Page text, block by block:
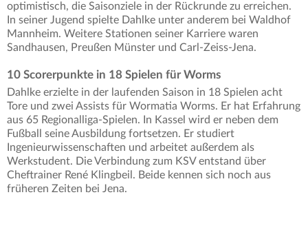
optimistisch, die Saisonziele in der Rückrunde zu erreichen.
In seiner Jugend spielte Dahlke unter anderem bei Waldhof
Mannheim. Weitere Stationen seiner Karriere waren
Sandhausen, Preußen Münster und Carl-Zeiss-Jena.
10 Scorerpunkte in 18 Spielen für Worms
Dahlke erzielte in der laufenden Saison in 18 Spielen acht
Tore und zwei Assists für Wormatia Worms. Er hat Erfahrung
aus 65 Regionalliga-Spielen. In Kassel wird er neben dem
Fußball seine Ausbildung fortsetzen. Er studiert
Ingenieurwissenschaften und arbeitet außerdem als
Werkstudent. Die Verbindung zum KSV entstand über
Cheftrainer René Klingbeil. Beide kennen sich noch aus
früheren Zeiten bei Jena.